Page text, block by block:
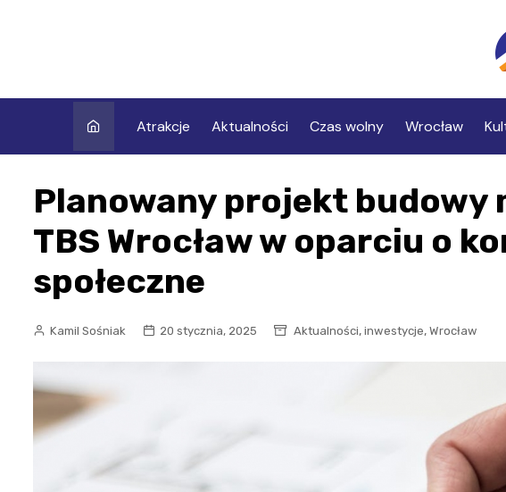
Atrakcje Aktualności Czas wolny Wrocław
Planowany projekt budowy
TBS Wrocław w oparciu o
społeczne
Kamil Sośniak 20 stycznia, 2025 Aktualności, inwestycje, Wrocław